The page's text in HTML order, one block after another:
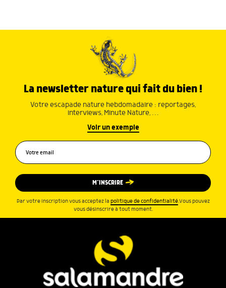
La newsletter nature qui fait du bien !
Votre escapade nature hebdomadaire : reportages,
interviews, Minute Nature, …
Voir un exemple
M’INSCRIRE
Par votre inscription vous acceptez la politique de confidentialité.Vous pouvez
vous désinscrire à tout moment.